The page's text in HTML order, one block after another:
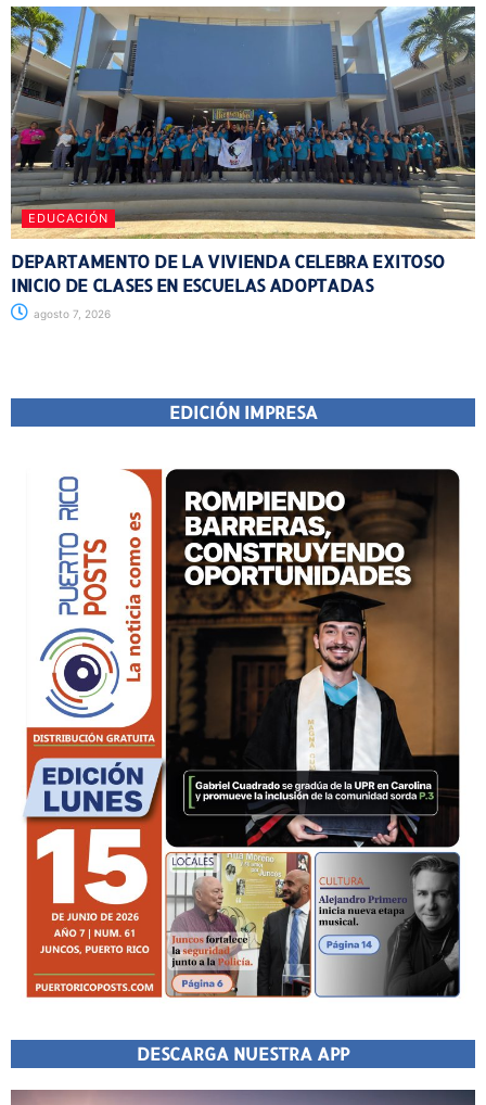
EDUCACIÓN
DEPARTAMENTO DE LA VIVIENDA CELEBRA EXITOSO
INICIO DE CLASES EN ESCUELAS ADOPTADAS
agosto 7, 2026
EDICIÓN IMPRESA
DESCARGA NUESTRA APP